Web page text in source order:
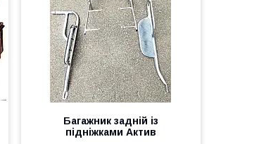
Багажник задній із
підніжками Актив